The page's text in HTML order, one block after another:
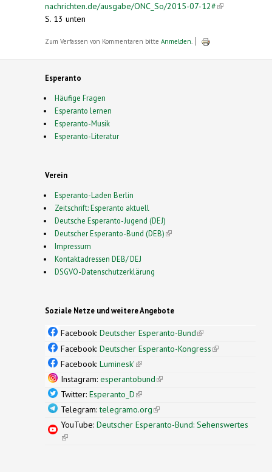
nachrichten.de/ausgabe/ONC_So/2015-07-12#(link is
S. 13 unten
Zum Verfassen von Kommentaren bitte Anmelden
Esperanto
Häufige Fragen
Esperanto lernen
Esperanto-Musik
Esperanto-Literatur
Verein
Esperanto-Laden Berlin
Zeitschrift: Esperanto aktuell
Deutsche Esperanto-Jugend (DEJ)
Deutscher Esperanto-Bund (DEB)(link is external)
Impressum
Kontaktadressen DEB/ DEJ
DSGVO-Datenschutzerklärung
Soziale Netze und weitere Angebote
Facebook: Deutscher Esperanto-Bund(link is
external)
Facebook: Deutscher Esperanto-Kongress(link is
Facebook: Luminesk'(link is external)
Instagram: esperantobund(link is external)
Twitter: Esperanto_D(link is external)
Telegram:telegramo.org(link is external)
YouTube: Deutscher Esperanto-Bund: Sehenswertes
(link is external)